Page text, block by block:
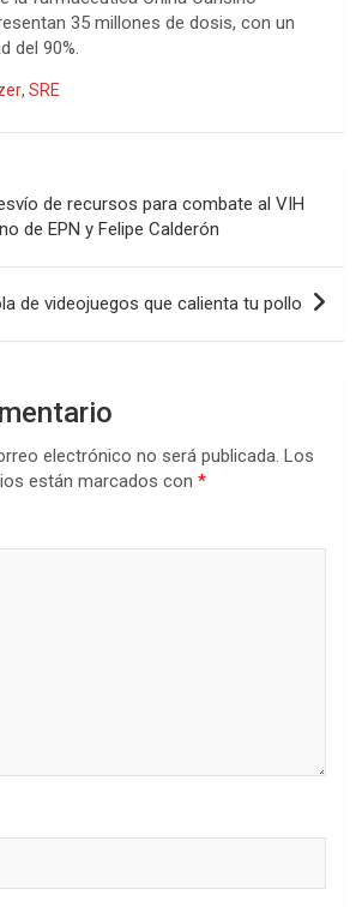
35 millones de dosis, con un
del 90%.
, SRE
de recursos para combate al VIH
de EPN y Felipe Calderón
de videojuegos que calienta tu pollo
electrónico no será publicada. Los
están marcados con *